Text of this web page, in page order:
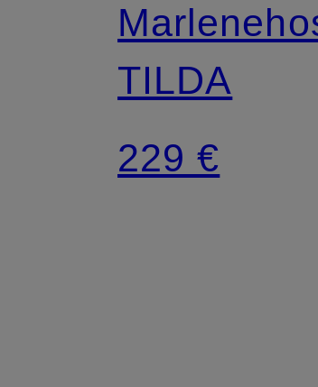
TILDA
229 €